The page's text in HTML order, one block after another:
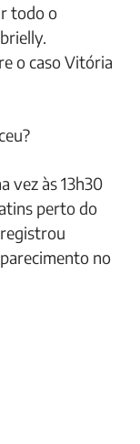
todo o
o caso Vitória
vez às 13h30
perto do
no